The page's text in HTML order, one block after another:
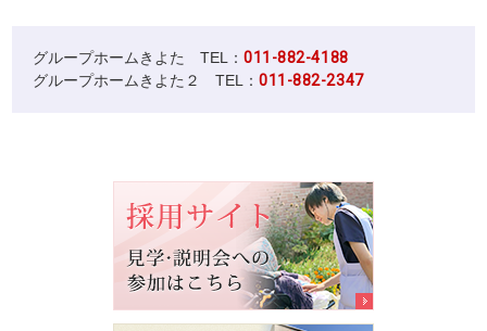
グループホームきよた TEL： 011-882-4188
グループホームきよた２ TEL： 011-882-2347